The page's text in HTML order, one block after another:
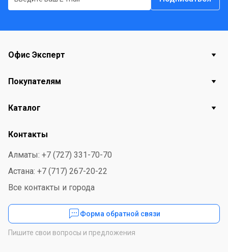
Офис Эксперт
Покупателям
Каталог
Контакты
Алматы: +7 (727) 331-70-70
Астана: +7 (717) 267-20-22
Все контакты и города
Форма обратной связи
Пишите свои вопросы и предложения